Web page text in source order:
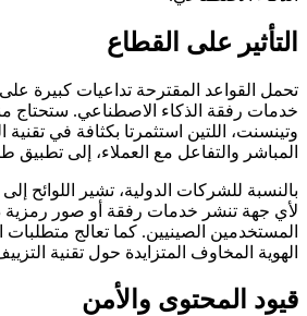
التأثير على القطاع
تحمل القواعد المقترحة تداعيات كبيرة
خدمات رفقة الذكاء الاصطناعي. ستحتاج
وتينسنت، اللتين استثمرتا بكثافة في تقنية
المباشر والتفاعل مع العملاء، إلى تطبيق
بالنسبة للشركات الدولية، تشير اللوائح
لأي جهة تنشر خدمات رفقة أو صور رمزية
المستخدمين الصينيين. كما تعالج متطلبات
الهوية المخاوف المتزايدة حول تقنية
قيود المحتوى والأمن